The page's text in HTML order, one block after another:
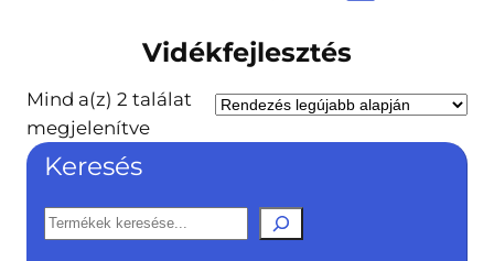
Vidékfejlesztés
Mind a(z) 2 találat
megjelenítveSorted
Keresés
K